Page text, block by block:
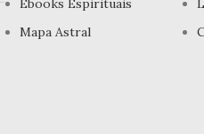
Ebooks Espirituais
Mapa Astral